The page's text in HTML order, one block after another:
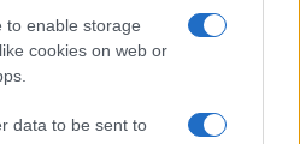
to enable storage
cookies on web or
data to be sent to